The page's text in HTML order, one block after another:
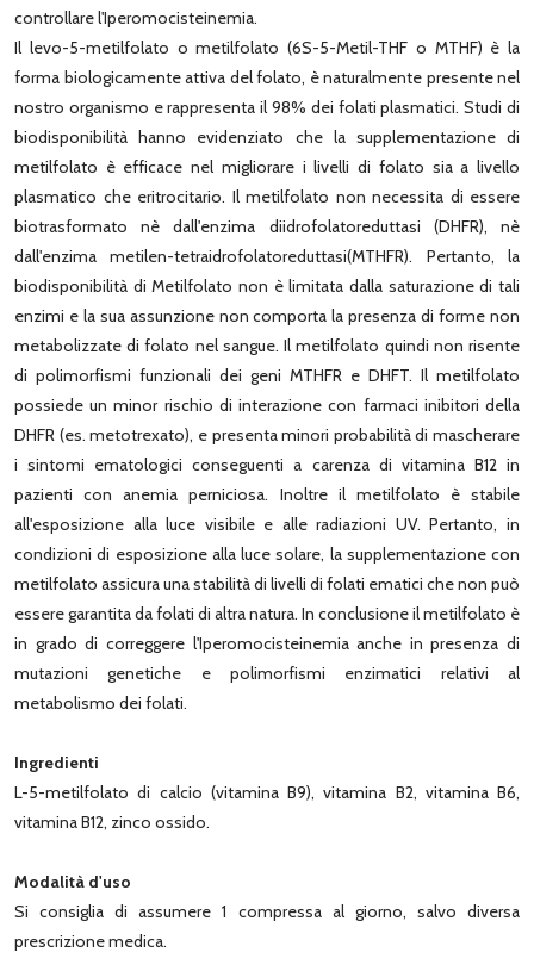
controllare l'Iperomocisteinemia.
Il levo-5-metilfolato o metilfolato (6S-5-Metil-THF o MTHF) è la
forma biologicamente attiva del folato, è naturalmente presente nel
nostro organismo e rappresenta il 98% dei folati plasmatici. Studi di
biodisponibilità hanno evidenziato che la supplementazione di
metilfolato è efficace nel migliorare i livelli di folato sia a livello
plasmatico che eritrocitario. Il metilfolato non necessita di essere
biotrasformato nè dall'enzima diidrofolatoreduttasi (DHFR), nè
dall'enzima metilen-tetraidrofolatoreduttasi(MTHFR). Pertanto, la
biodisponibilità di Metilfolato non è limitata dalla saturazione di tali
enzimi e la sua assunzione non comporta la presenza di forme non
metabolizzate di folato nel sangue. Il metilfolato quindi non risente
di polimorfismi funzionali dei geni MTHFR e DHFT. Il metilfolato
possiede un minor rischio di interazione con farmaci inibitori della
DHFR (es. metotrexato), e presenta minori probabilità di mascherare
i sintomi ematologici conseguenti a carenza di vitamina B12 in
pazienti con anemia perniciosa. Inoltre il metilfolato è stabile
all'esposizione alla luce visibile e alle radiazioni UV. Pertanto, in
condizioni di esposizione alla luce solare, la supplementazione con
metilfolato assicura una stabilità di livelli di folati ematici che non può
essere garantita da folati di altra natura. In conclusione il metilfolato è
in grado di correggere l'Iperomocisteinemia anche in presenza di
mutazioni genetiche e polimorfismi enzimatici relativi al
metabolismo dei folati.
Ingredienti
L-5-metilfolato di calcio (vitamina B9), vitamina B2, vitamina B6,
vitamina B12, zinco ossido.
Modalità d'uso
Si consiglia di assumere 1 compressa al giorno, salvo diversa
prescrizione medica.